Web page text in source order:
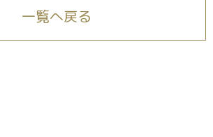
一覧へ戻る